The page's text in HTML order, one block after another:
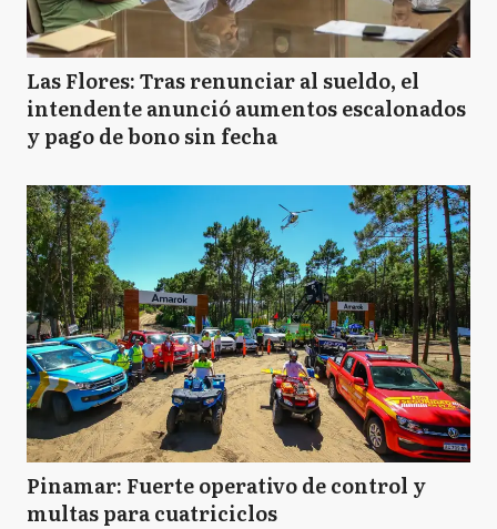
Las Flores: Tras renunciar al sueldo, el
intendente anunció aumentos escalonados
y pago de bono sin fecha
Pinamar: Fuerte operativo de control y
multas para cuatriciclos